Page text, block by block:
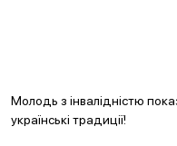
Молодь з інвалідністю
українські традиції!